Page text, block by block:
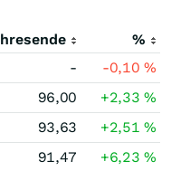
%
- -0,10%
96,00 +2,33%
93,63 +2,51%
91,47 +6,23%